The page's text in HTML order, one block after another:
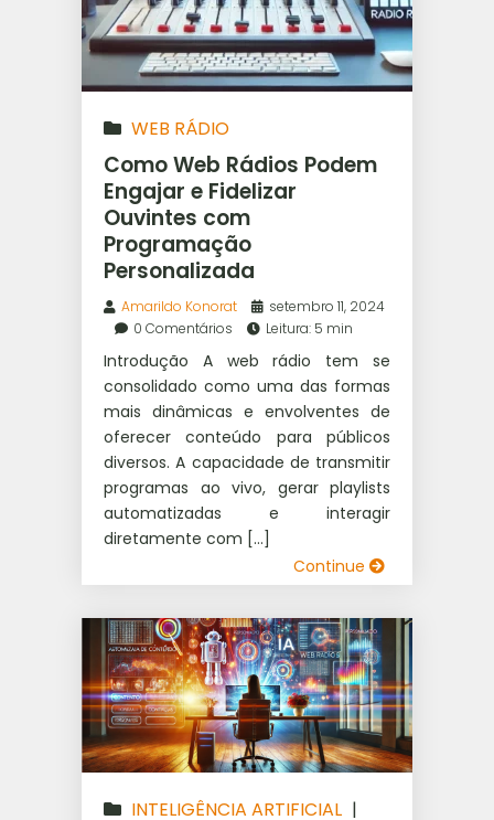
WEB RÁDIO
Como Web Rádios Podem
Engajar e Fidelizar
Ouvintes com
Programação
Personalizada
Amarildo Konorat
setembro 11, 2024
0 Comentários
Leitura: 5 min
Introdução A web rádio tem se
consolidado como uma das formas
mais dinâmicas e envolventes de
oferecer conteúdo para públicos
diversos. A capacidade de transmitir
programas ao vivo, gerar playlists
automatizadas e interagir
diretamente com […]
Continue
INTELIGÊNCIA ARTIFICIAL |